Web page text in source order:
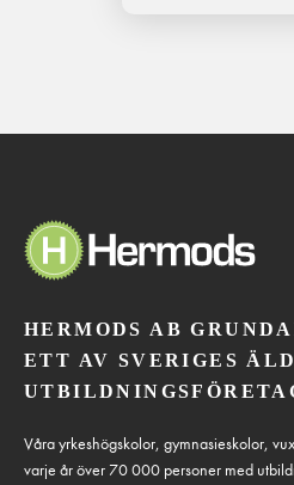
HERMODS AB
ETT AV SVERIGES
Våra yrkeshögskolor, gymnasieskolor,
varje år över 70 000 personer med